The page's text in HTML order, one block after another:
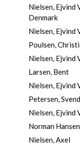
Nielsen, Ejvind
Denmark
Nielsen, Ejvind
Poulsen,
Nielsen, Ejvind
Larsen, Bent
Nielsen, Ejvind
Petersen, Svend
Nielsen, Ejvind
Norman
Nielsen, Axel